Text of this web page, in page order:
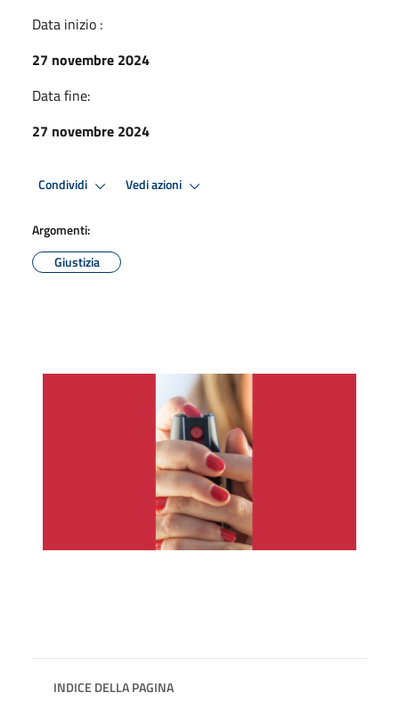
Data inizio :
27 novembre 2024
Data fine:
27 novembre 2024
Condividi Vedi azioni
Argomenti:
Giustizia
INDICE DELLA PAGINA